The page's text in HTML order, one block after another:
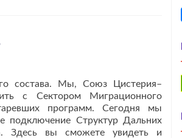
состава. Мы, Союз Цистерия–
с Сектором Миграционного
программ. Сегодня мы
подключение Структур Дальних
Здесь вы сможете увидеть и